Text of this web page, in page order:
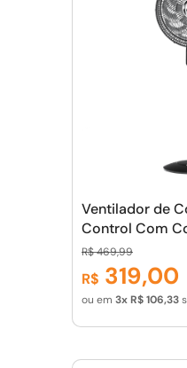
Ventilador de
Control Com
140W,
de15 pás,
Ruído - PR-GR
R$469,99
R$ 319,00
ou em3 R$106,33